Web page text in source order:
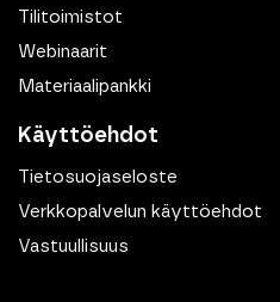
Tilitoimistot
Webinaarit
Materiaalipankki
Käyttöehdot
Tietosuojaseloste
Verkkopalvelun käyttöehdot
Vastuullisuus